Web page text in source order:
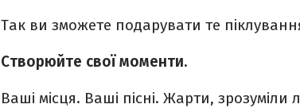
Так ви зможете подарувати те
Створюйте свої моменти.
Ваші місця. Ваші пісні. Жарти,